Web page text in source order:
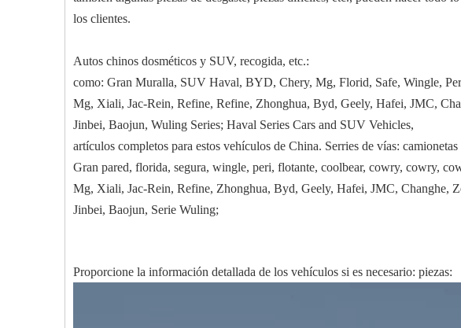
los clientes.
Autos chinos dosméticos y SUV, recogida, etc.:
como: Gran Muralla, SUV Haval, BYD, Chery, Mg, Florid, Safe, Wingle,
Mg, Xiali, Jac-Rein, Refine, Refine, Zhonghua, Byd, Geely, Hafei, JMC,
Jinbei, Baojun, Wuling Series; Haval Series Cars and SUV Vehicles,
artículos completos para estos vehículos de China. Serries de vías:
Gran pared, florida, segura, wingle, peri, flotante, coolbear, cowry, cowry,
Mg, Xiali, Jac-Rein, Refine, Zhonghua, Byd, Geely, Hafei, JMC, Changhe,
Jinbei, Baojun, Serie Wuling;
Proporcione la información detallada de los vehículos si es necesario: piezas: